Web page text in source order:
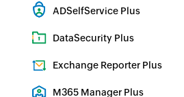
ADSelfService Plus
DataSecurity Plus
Exchange Reporter Plus
M365 Manager Plus